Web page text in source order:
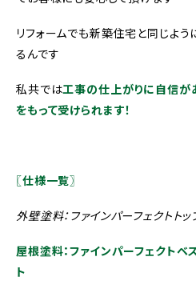
リフォームでも新築住宅と同じよ
るんです
私共では工事の仕上がりに自信
をもって受けられます！
〖仕様一覧〗
外壁塗料：ファインパーフェクト
屋根塗料：ファインパーフェクト
ト